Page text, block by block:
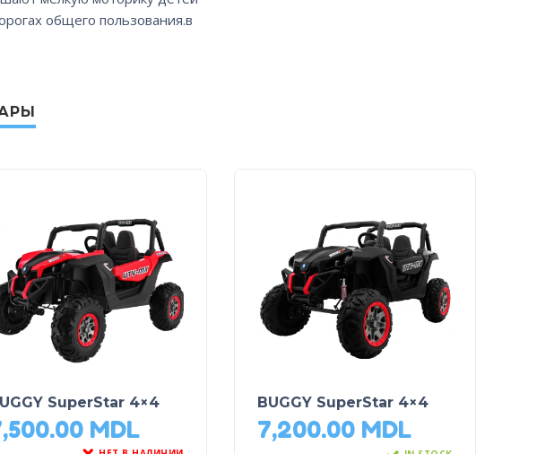
общего пользования.в
SuperStar 4×4
MDL
BUGGY SuperStar 4×4
7,200.00 MDL